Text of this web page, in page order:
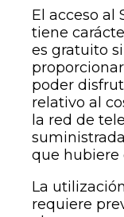
El acceso al
tiene
es gratuito
poder
relativo al
la red de
que hubiere
La
requiere